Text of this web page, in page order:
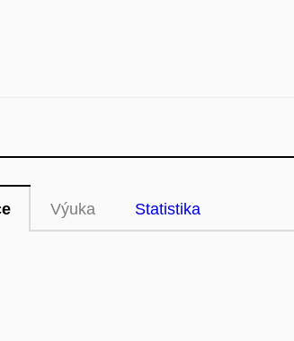
Výuka Statistika